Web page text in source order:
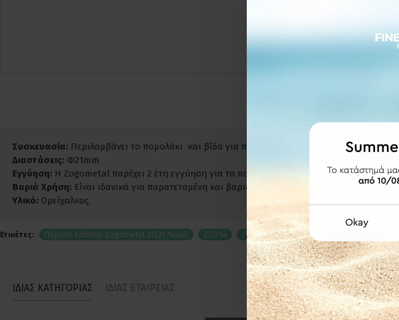
Συσκευασία: Περιλαμβάνει το πομολάκι και βίδα για προσαρμογή της στο έπιπλό σας.
Διαστάσεις: Φ21mm
Εγγύηση: Η Zogometal παρέχει 2 έτη εγγύηση για τα πομολάκια της.
Βαριά Χρήση: Είναι ιδανικά για παρατεταμένη και βαριά χρήση. Ενδύκνυνται για
Υλικό: Ορείχαλκος.
Ετικέτες: Πόμολο Επίπλου Zogometal 27/21 Λευκό 27/21w Πόμολα Επίπλων
ΙΔΙΑΣ ΚΑΤΗΓΟΡΙΑΣ ΙΔΙΑΣ ΕΤΑΙΡΕΙΑΣ